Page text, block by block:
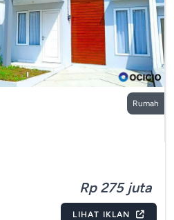
Rumah
Rp 275 juta
LIHAT IKLAN